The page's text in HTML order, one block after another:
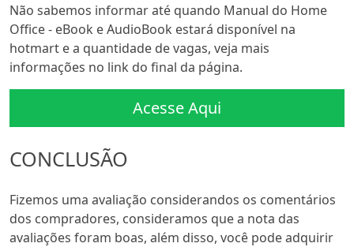
Não sabemos informar até quando Manual do Home
Office - eBook e AudioBook estará disponível na
hotmart e a quantidade de vagas, veja mais
informações no link do final da página.
Acesse Aqui
CONCLUSÃO
Fizemos uma avaliação considerandos os comentários
dos compradores, consideramos que a nota das
avaliações foram boas, além disso, você pode adquirir